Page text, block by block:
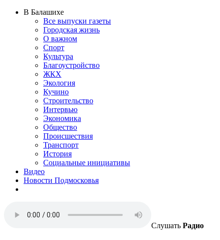
В Балашихе
Все выпуски газеты
Городская жизнь
О важном
Спорт
Культура
Благоустройство
ЖКХ
Экология
Кучино
Строительство
Интервью
Экономика
Общество
Происшествия
Транспорт
История
Социальные инициативы
Видео
Новости Подмосковья
Слушать Радио